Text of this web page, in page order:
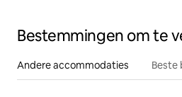
Bestemmingen om te
Andere accommodaties Beste